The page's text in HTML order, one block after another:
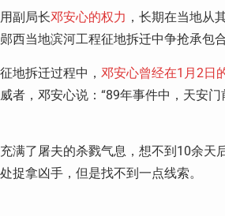
副局长邓安心的权力 ，长期在当地从
西当地滨河工程征地拆迁中争抢承包
地拆迁过程中， 邓安心曾经在1月2日
者，邓安心说：“89年事件中，天安
满了屠夫的杀戮气息，想不到10余
捉拿凶手，但是找不到一点线索。